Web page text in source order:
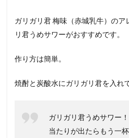
ガリガリ君 梅味（赤城乳牛）の
リ君うめサワーがおすすめです。
作り方は簡単。
焼酎と炭酸水にガリガリ君を入れ
ガリガリ君うめサワー！
当たりが出たらもう一杯